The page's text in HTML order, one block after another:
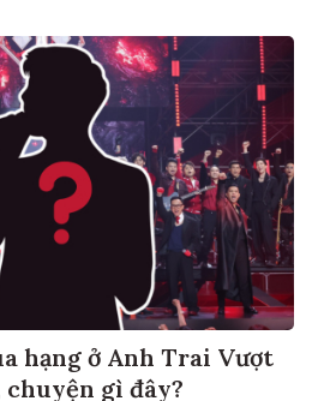
hạng ở Anh Trai Vượt
chuyện gì đây?